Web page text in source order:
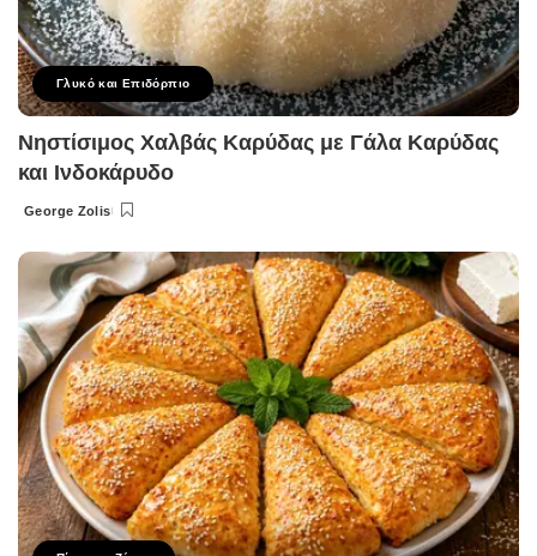
Γλυκό και Επιδόρπιο
Νηστίσιμος Χαλβάς Καρύδας με Γάλα Καρύδας
και Ινδοκάρυδο
Posted
George Zolis